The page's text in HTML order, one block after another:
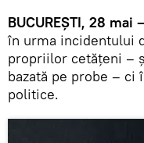
BUCUREȘTI, 28 mai
în urma incidentului
propriilor cetățeni –
bazată pe probe –
politice.